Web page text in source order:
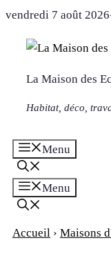
Aller
contenu
vendredi 7 août 2026
La Maison des
Habitat, déco,
Menu
Menu
Accueil › Maisons